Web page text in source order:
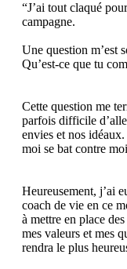
“J’ai tout claqué
campagne.
Une question m’est
Qu’est-ce que tu
Cette question me
parfois difficile
envies et nos
moi se bat contre
Heureusement, j’ai
coach de vie en ce
à mettre en place
mes valeurs et mes
rendra le plus